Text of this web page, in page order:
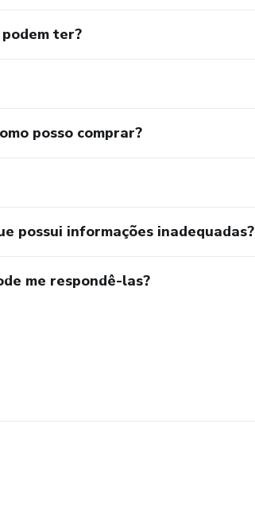
ter?
posso comprar?
possui informações inadequadas?
me respondê-las?